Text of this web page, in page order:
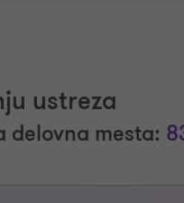
ustreza
delovna mesta: